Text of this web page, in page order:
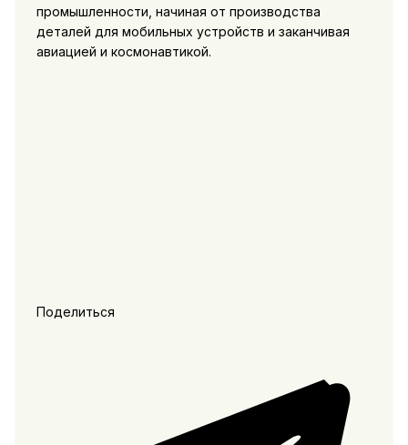
промышленности, начиная от производства
деталей для мобильных устройств и заканчивая
авиацией и космонавтикой.
Поделиться